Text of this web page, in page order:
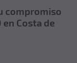
compromiso
en Costa de